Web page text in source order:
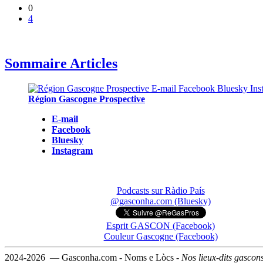
0
4
Sommaire Articles
Région Gascogne Prospective
E-mail
Facebook
Bluesky
Instagram
Podcasts sur Ràdio País
@gasconha.com (Bluesky)
Esprit GASCON (Facebook)
Couleur Gascogne (Facebook)
2024-2026 — Gasconha.com - Noms e Lòcs - Nos lieux-dits